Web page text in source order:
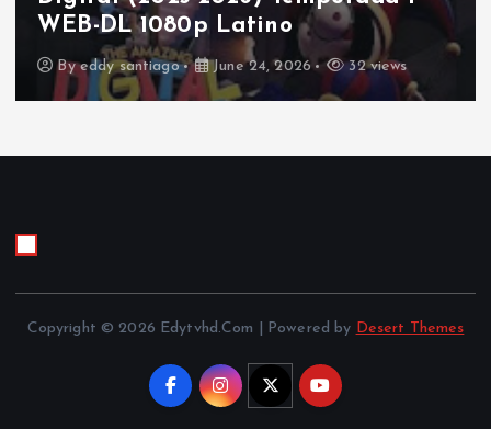
WEB-DL 1080p Latino
Byeddy santiago June 24, 2026 32 views
Copyright © 2026 Edytvhd.Com | Powered by Desert Themes